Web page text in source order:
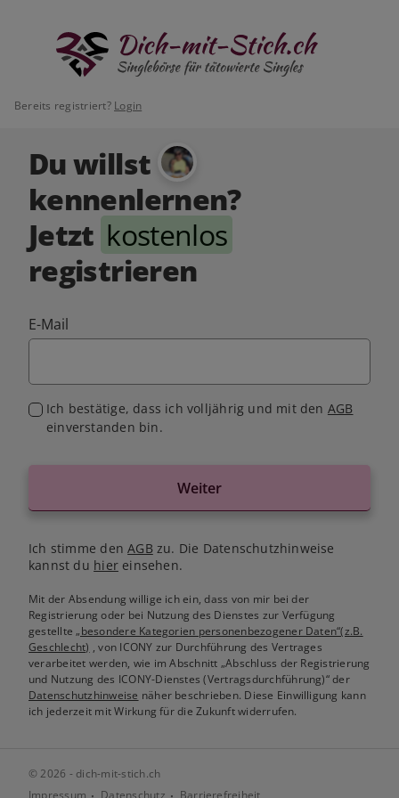
Bereits registriert? Login
Du willst
kennenlernen?
Jetzt kostenlos
registrieren
E-Mail
Ich bestätige, dass ich volljährig und mit den AGB
einverstanden bin.
Weiter
Ich stimme denAGB zu. Die Datenschutzhinweise
kannst du hiereinsehen.
Mit der Absendung willige ich ein, dass von mir bei der
Registrierung oder bei Nutzung des Dienstes zur Verfügung
gestellte„besondere Kategorien personenbezogener Daten“(z.B.
Geschlecht) , von ICONY zur Durchführung des Vertrages
verarbeitet werden, wie im Abschnitt „Abschluss der Registrierung
und Nutzung des ICONY-Dienstes (Vertragsdurchführung)“ der
Datenschutzhinweise näher beschrieben. Diese Einwilligung kann
ich jederzeit mit Wirkung für die Zukunft widerrufen.
© 2026 - dich-mit-stich.ch
Impressum
Datenschutz Barrierefreiheit